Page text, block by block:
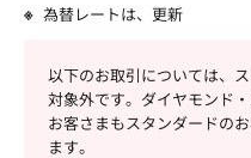
為替レートは、 更新
以下のお取引については、
対象外です。ダイヤモンド
お客さまもスタンダードの
ます。